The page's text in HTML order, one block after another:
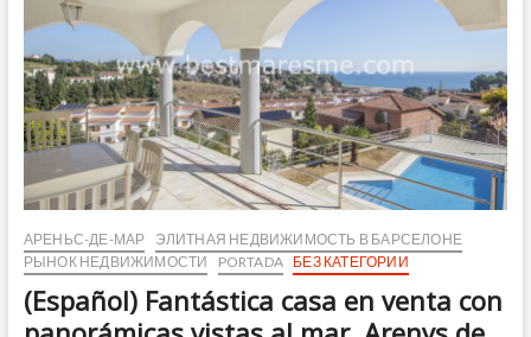
Arenys
de
Mar
АРЕНЬС-ДЕ-МАР
ЭЛИТНАЯ НЕДВИЖИМОСТЬ В БАРСЕЛОНЕ
РЫНОК НЕДВИЖИМОСТИ
PORTADA БЕЗ КАТЕГОРИИ
(Español) Fantástica casa en venta con